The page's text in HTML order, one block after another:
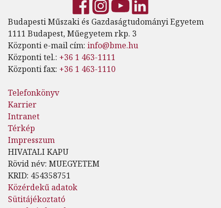
Budapesti Műszaki és Gazdaságtudományi Egyetem
1111 Budapest, Műegyetem rkp. 3
Központi e-mail cím: info@bme.hu
Központi tel.: +36 1 463-1111
Központi fax: +36 1 463-1110
Telefonkönyv
Karrier
Intranet
Térkép
Impresszum
HIVATALI KAPU
Rövid név: MUEGYETEM
KRID: 454358751
Közérdekű adatok
Sütitájékoztató